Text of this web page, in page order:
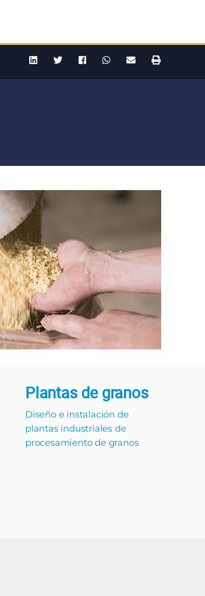
linkedinTwitter Facebookwhatsapp
Plantas de granos
Diseño e instalación de
plantas industriales de
procesamiento de granos